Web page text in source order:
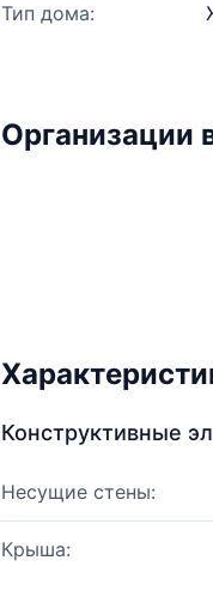
Тип дома:
Организации
Конструктивные
Несущие стены:
Крыша: